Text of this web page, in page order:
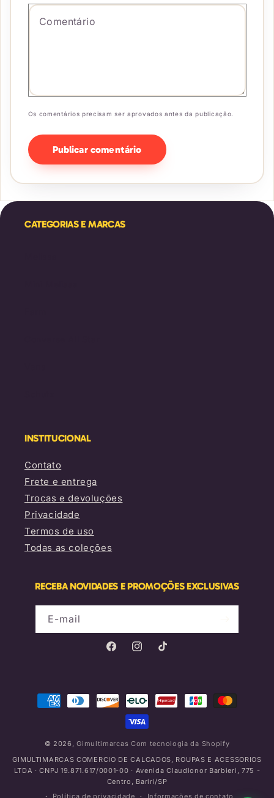
Comentário
Os comentários precisam ser aprovados antes da publicação.
CATEGORIAS E MARCAS
INSTITUCIONAL
Contato
Frete e entrega
Trocas e devoluções
Privacidade
Termos de uso
Todas as coleções
RECEBA NOVIDADES E PROMOÇÕES EXCLUSIVAS
E-mail
FacebookInstagramTikTok
Formas
© 2026,Gimultimarcas Com tecnologia da Shopify
GIMULTIMARCAS COMERCIO DE CALCADOS, ROUPAS E ACESSORIOS
LTDA · CNPJ 19.871.617/0001-00 · Avenida Claudionor Barbieri, 775 -
Centro, Bariri/SP
Política de privacidade
Informações de contato